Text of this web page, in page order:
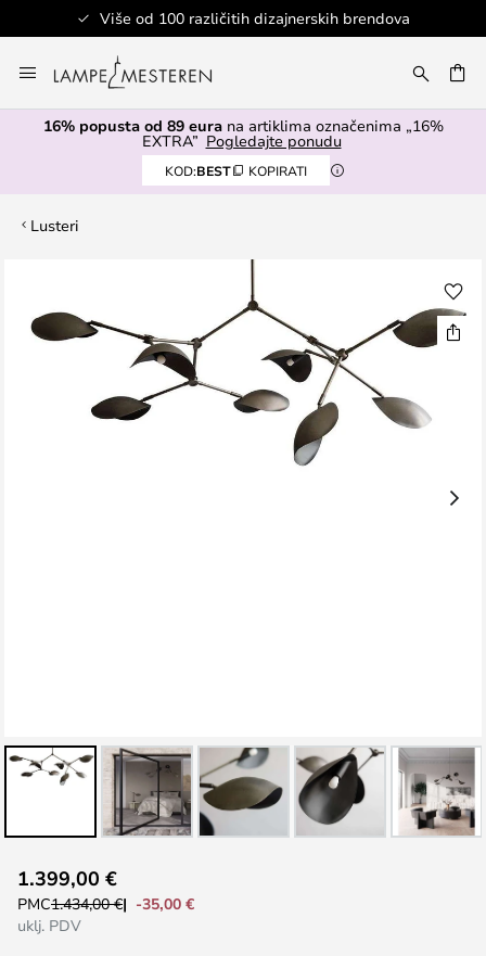
Više od 100 različitih dizajnerskih brendova
to
Content
16% popusta od 89 eurana artiklima označenima „16%
EXTRA” Pogledajte ponudu
KOD:BEST KOPIRATI
Lusteri
to
the
beginning
1.399,00 €
PMC1.434,00 €
-35,00 €
uklj. PDV